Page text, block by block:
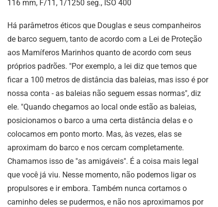
116 mm, F/11, 1/1250 seg., ISO 400
Há parâmetros éticos que Douglas e seus companheiros
de barco seguem, tanto de acordo com a Lei de Proteção
aos Mamíferos Marinhos quanto de acordo com seus
próprios padrões. "Por exemplo, a lei diz que temos que
ficar a 100 metros de distância das baleias, mas isso é por
nossa conta - as baleias não seguem essas normas", diz
ele. "Quando chegamos ao local onde estão as baleias,
posicionamos o barco a uma certa distância delas e o
colocamos em ponto morto. Mas, às vezes, elas se
aproximam do barco e nos cercam completamente.
Chamamos isso de "as amigáveis". É a coisa mais legal
que você já viu. Nesse momento, não podemos ligar os
propulsores e ir embora. Também nunca cortamos o
caminho deles se pudermos, e não nos aproximamos por